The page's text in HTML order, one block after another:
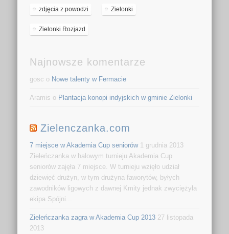
zdjęcia z powodzi Zielonki
Zielonki Rozjazd
Najnowsze komentarze
gosc o Nowe talenty w Fermacie
Aramis o Plantacja konopi indyjskich w gminie Zielonki
Zielenczanka.com
7 miejsce w Akademia Cup seniorów 1 grudnia 2013
Zieleńczanka w halowym turnieju Akademia Cup
seniorów zajęła 7 miejsce. W turnieju wzięło udział
dziewięć drużyn, w tym drużyna faworytów, byłych
zawodników ligowych z dawnej Kmity jednak zwyciężyła
ekipa Spójni...
Zieleńczanka zagra w Akademia Cup 2013 27 listopada
2013